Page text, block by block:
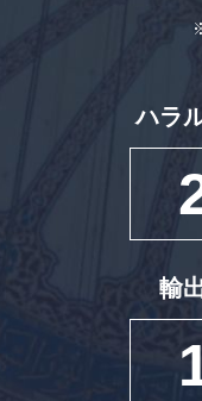
ハラ
輸